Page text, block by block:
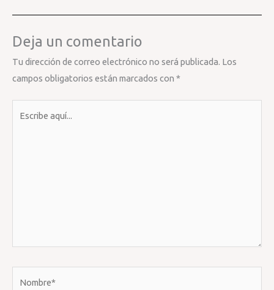
Deja un comentario
Tu dirección de correo electrónico no será publicada. Los
campos obligatorios están marcados con *